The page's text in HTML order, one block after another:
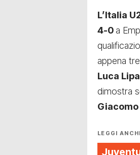
L’Italia
4-0 a
appena
Luca
dimostra
LEGGI